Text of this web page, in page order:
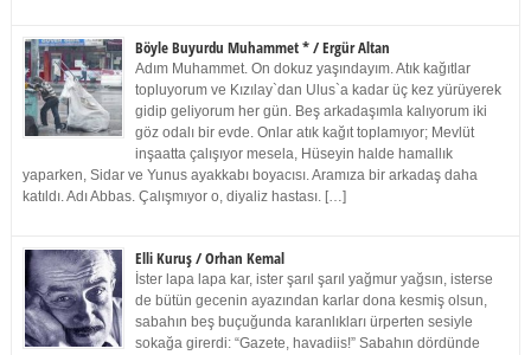
Böyle Buyurdu Muhammet * / Ergür Altan
Adım Muhammet. On dokuz yaşındayım. Atık kağıtlar
topluyorum ve Kızılay`dan Ulus`a kadar üç kez yürüyerek
gidip geliyorum her gün. Beş arkadaşımla kalıyorum iki
göz odalı bir evde. Onlar atık kağıt toplamıyor; Mevlüt
inşaatta çalışıyor mesela, Hüseyin halde hamallık
yaparken, Sidar ve Yunus ayakkabı boyacısı. Aramıza bir arkadaş daha
katıldı. Adı Abbas. Çalışmıyor o, diyaliz hastası. […]
Elli Kuruş / Orhan Kemal
İster lapa lapa kar, ister şarıl şarıl yağmur yağsın, isterse
de bütün gecenin ayazından karlar dona kesmiş olsun,
sabahın beş buçuğunda karanlıkları ürperten sesiyle
sokağa girerdi: “Gazete, havadiis!” Sabahın dördünde